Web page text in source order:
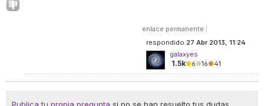
enlace permanente
respondido 27 Abr 2013, 11:24
galaxyes
1.5k●6●16●41